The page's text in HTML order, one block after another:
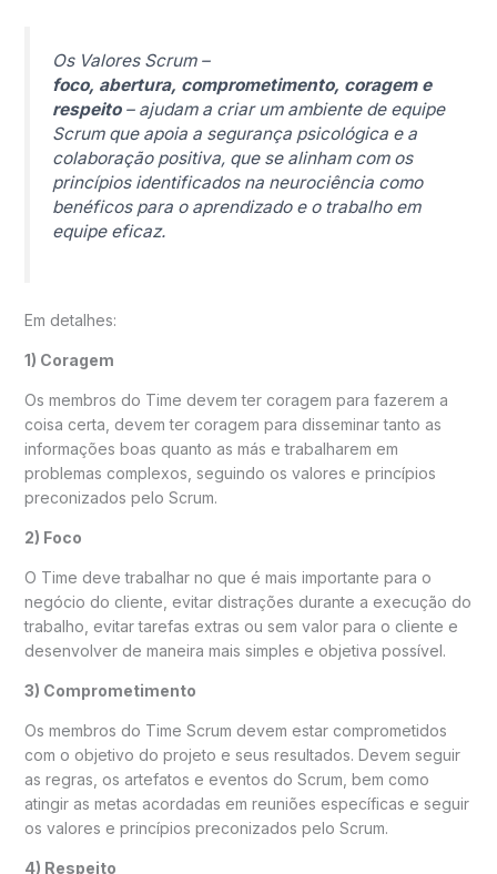
Os Valores Scrum –
foco, abertura, comprometimento, coragem e
respeito– ajudam a criar um ambiente de equipe
Scrum que apoia a segurança psicológica e a
colaboração positiva, que se alinham com os
princípios identificados na neurociência como
benéficos para o aprendizado e o trabalho em
equipe eficaz.
Em detalhes:
1) Coragem
Os membros do Time devem ter coragem para fazerem a
coisa certa, devem ter coragem para disseminar tanto as
informações boas quanto as más e trabalharem em
problemas complexos, seguindo os valores e princípios
preconizados pelo Scrum.
2) Foco
O Time deve trabalhar no que é mais importante para o
negócio do cliente, evitar distrações durante a execução do
trabalho, evitar tarefas extras ou sem valor para o cliente e
desenvolver de maneira mais simples e objetiva possível.
3) Comprometimento
Os membros do Time Scrum devem estar comprometidos
com o objetivo do projeto e seus resultados. Devem seguir
as regras, os artefatos e eventos do Scrum, bem como
atingir as metas acordadas em reuniões específicas e seguir
os valores e princípios preconizados pelo Scrum.
4) Respeito